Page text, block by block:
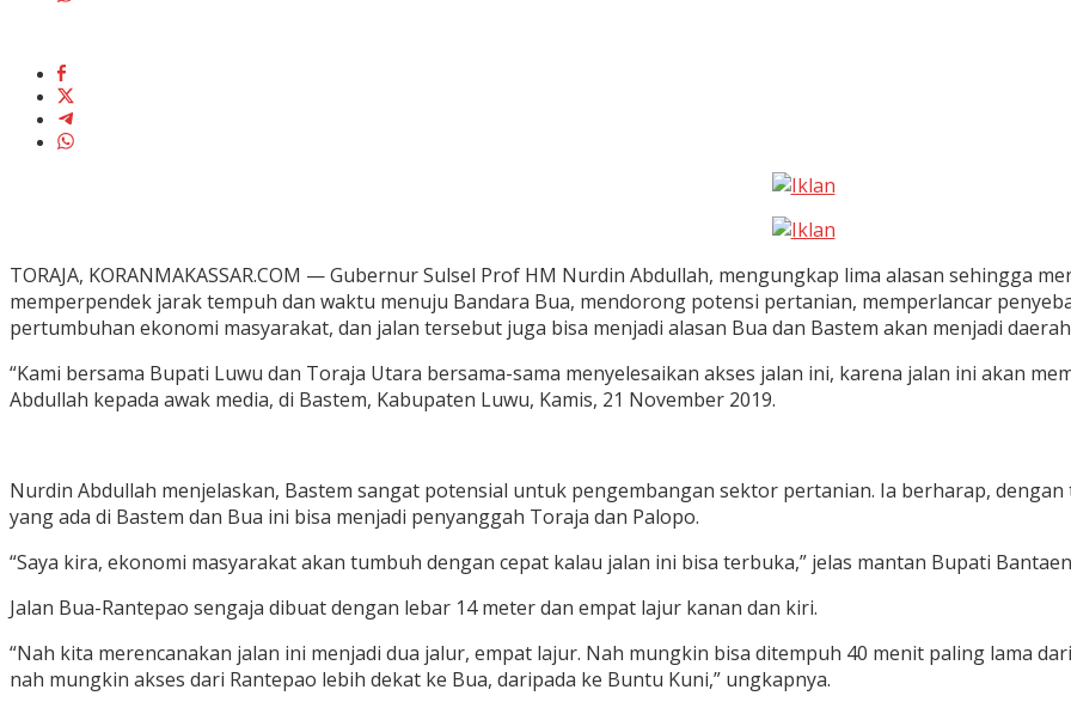
TORAJA, KORANMAKASSAR.COM — Gubernur Sulsel Prof HM Nurdin Abdullah, mengungkap lima alasan sehingga
memperpendek jarak tempuh dan waktu menuju Bandara Bua, mendorong potensi pertanian, memperlancar
pertumbuhan ekonomi masyarakat, dan jalan tersebut juga bisa menjadi alasan Bua dan Bastem akan menjadi
“Kami bersama Bupati Luwu dan Toraja Utara bersama-sama menyelesaikan akses jalan ini, karena jalan ini akan
Abdullah kepada awak media, di Bastem, Kabupaten Luwu, Kamis, 21 November 2019.
Nurdin Abdullah menjelaskan, Bastem sangat potensial untuk pengembangan sektor pertanian. Ia berharap,
yang ada di Bastem dan Bua ini bisa menjadi penyanggah Toraja dan Palopo.
“Saya kira, ekonomi masyarakat akan tumbuh dengan cepat kalau jalan ini bisa terbuka,” jelas mantan Bupati
Jalan Bua-Rantepao sengaja dibuat dengan lebar 14 meter dan empat lajur kanan dan kiri.
“Nah kita merencanakan jalan ini menjadi dua jalur, empat lajur. Nah mungkin bisa ditempuh 40 menit paling lama
nah mungkin akses dari Rantepao lebih dekat ke Bua, daripada ke Buntu Kuni,” ungkapnya.